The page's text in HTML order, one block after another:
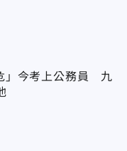
」今考上公務員 九